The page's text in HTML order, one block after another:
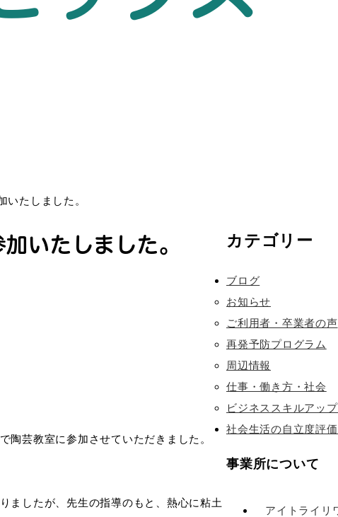
いたしました。
いたしました。
で陶芸教室に参加させていただきました。
ましたが、先生の指導のもと、熱心に粘土
カテゴリー
ブログ
お知らせ
ご利用者・卒業者の声
再発予防プログラム
周辺情報
仕事・働き方・社会
ビジネススキルアッ
社会生活の自立度評価
事業所について
アイトライリ